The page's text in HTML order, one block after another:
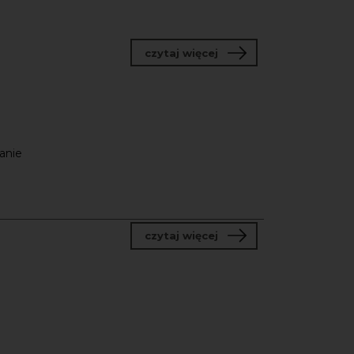
czytaj więcejo Program
czytaj więcejo Nabór do partnerstw